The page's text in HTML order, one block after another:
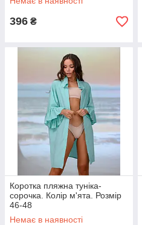
396 ₴
Коротка пляжна туніка-
сорочка. Колір м'ята. Розмір
46-48
Немає в наявності